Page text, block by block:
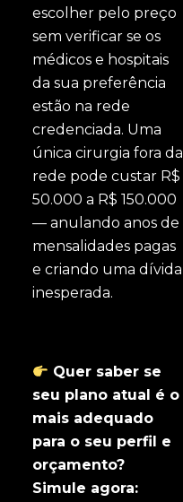
escolher pelo preço
sem verificar se os
médicos e hospitais
da sua preferência
estão na rede
credenciada. Uma
única cirurgia fora da
rede pode custar R$
50.000 a R$ 150.000
— anulando anos de
mensalidades pagas
e criando uma dívida
inesperada.
Quer saber se
seu plano atual é o
mais adequado
para o seu perfil e
orçamento?
Simule agora: